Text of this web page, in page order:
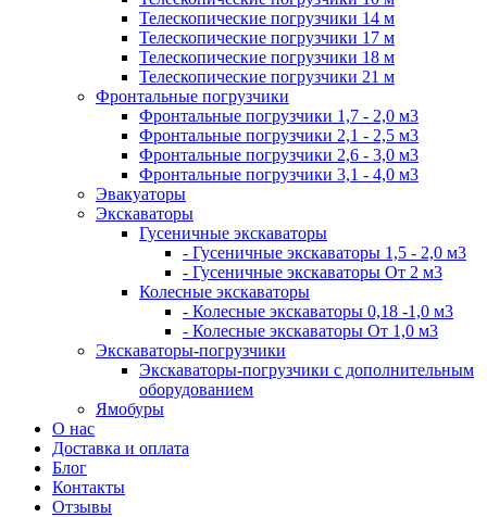
Телескопические погрузчики 14 м
Телескопические погрузчики 17 м
Телескопические погрузчики 18 м
Телескопические погрузчики 21 м
Фронтальные погрузчики
Фронтальные погрузчики 1,7 - 2,0 м3
Фронтальные погрузчики 2,1 - 2,5 м3
Фронтальные погрузчики 2,6 - 3,0 м3
Фронтальные погрузчики 3,1 - 4,0 м3
Эвакуаторы
Экскаваторы
Гусеничные экскаваторы
- Гусеничные экскаваторы 1,5 - 2,0 м3
- Гусеничные экскаваторы От 2 м3
Колесные экскаваторы
- Колесные экскаваторы 0,18 -1,0 м3
- Колесные экскаваторы От 1,0 м3
Экскаваторы-погрузчики
Экскаваторы-погрузчики с дополнительным
оборудованием
Ямобуры
О нас
Доставка и оплата
Блог
Контакты
Отзывы